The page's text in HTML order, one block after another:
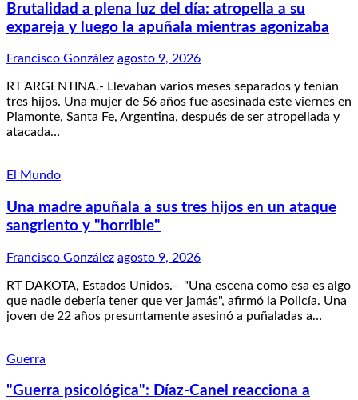
Brutalidad a plena luz del día: atropella a su
expareja y luego la apuñala mientras agonizaba
Francisco González agosto 9, 2026
RT ARGENTINA.- Llevaban varios meses separados y tenían
tres hijos. Una mujer de 56 años fue asesinada este viernes en
Piamonte, Santa Fe, Argentina, después de ser atropellada y
atacada…
El Mundo
Una madre apuñala a sus tres hijos en un ataque
sangriento y "horrible"
Francisco González agosto 9, 2026
RT DAKOTA, Estados Unidos.- "Una escena como esa es algo
que nadie debería tener que ver jamás", afirmó la Policía. Una
joven de 22 años presuntamente asesinó a puñaladas a…
Guerra
"Guerra psicológica": Díaz-Canel reacciona a